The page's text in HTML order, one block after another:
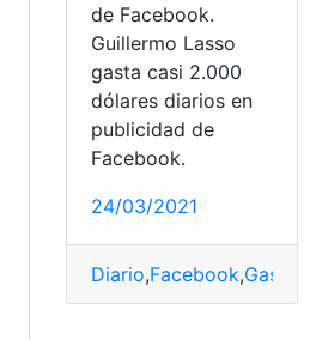
de Facebook.
Guillermo Lasso
gasta casi 2.000
dólares diarios en
publicidad de
Facebook.
24/03/2021
Diario,Facebook,Gastos